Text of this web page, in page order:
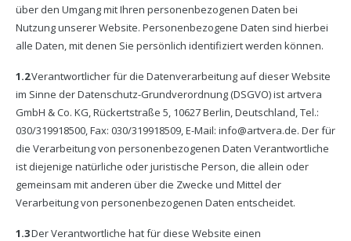
über den Umgang mit Ihren personenbezogenen Daten bei
Nutzung unserer Website. Personenbezogene Daten sind hierbei
alle Daten, mit denen Sie persönlich identifiziert werden können.
1.2Verantwortlicher für die Datenverarbeitung auf dieser Website
im Sinne der Datenschutz-Grundverordnung (DSGVO) ist artvera
GmbH & Co. KG, Rückertstraße 5, 10627 Berlin, Deutschland, Tel.:
030/319918500, Fax: 030/319918509, E-Mail: info@artvera.de. Der für
die Verarbeitung von personenbezogenen Daten Verantwortliche
ist diejenige natürliche oder juristische Person, die allein oder
gemeinsam mit anderen über die Zwecke und Mittel der
Verarbeitung von personenbezogenen Daten entscheidet.
1.3Der Verantwortliche hat für diese Website einen